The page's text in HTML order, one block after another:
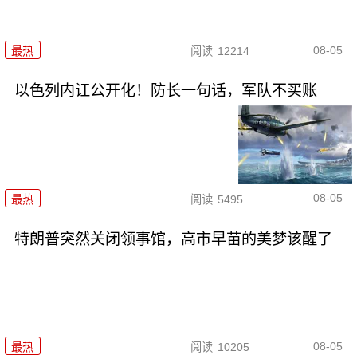
最热 阅读 12214 08-05
以色列内讧公开化！防长一句话，军队不买账
最热 阅读 5495 08-05
特朗普突然关闭领事馆，高市早苗的美梦该醒了
最热 阅读 10205 08-05